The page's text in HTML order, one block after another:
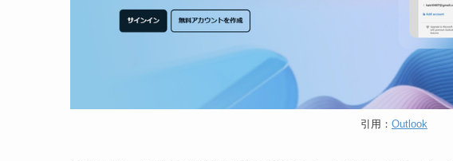
引用： Outlook